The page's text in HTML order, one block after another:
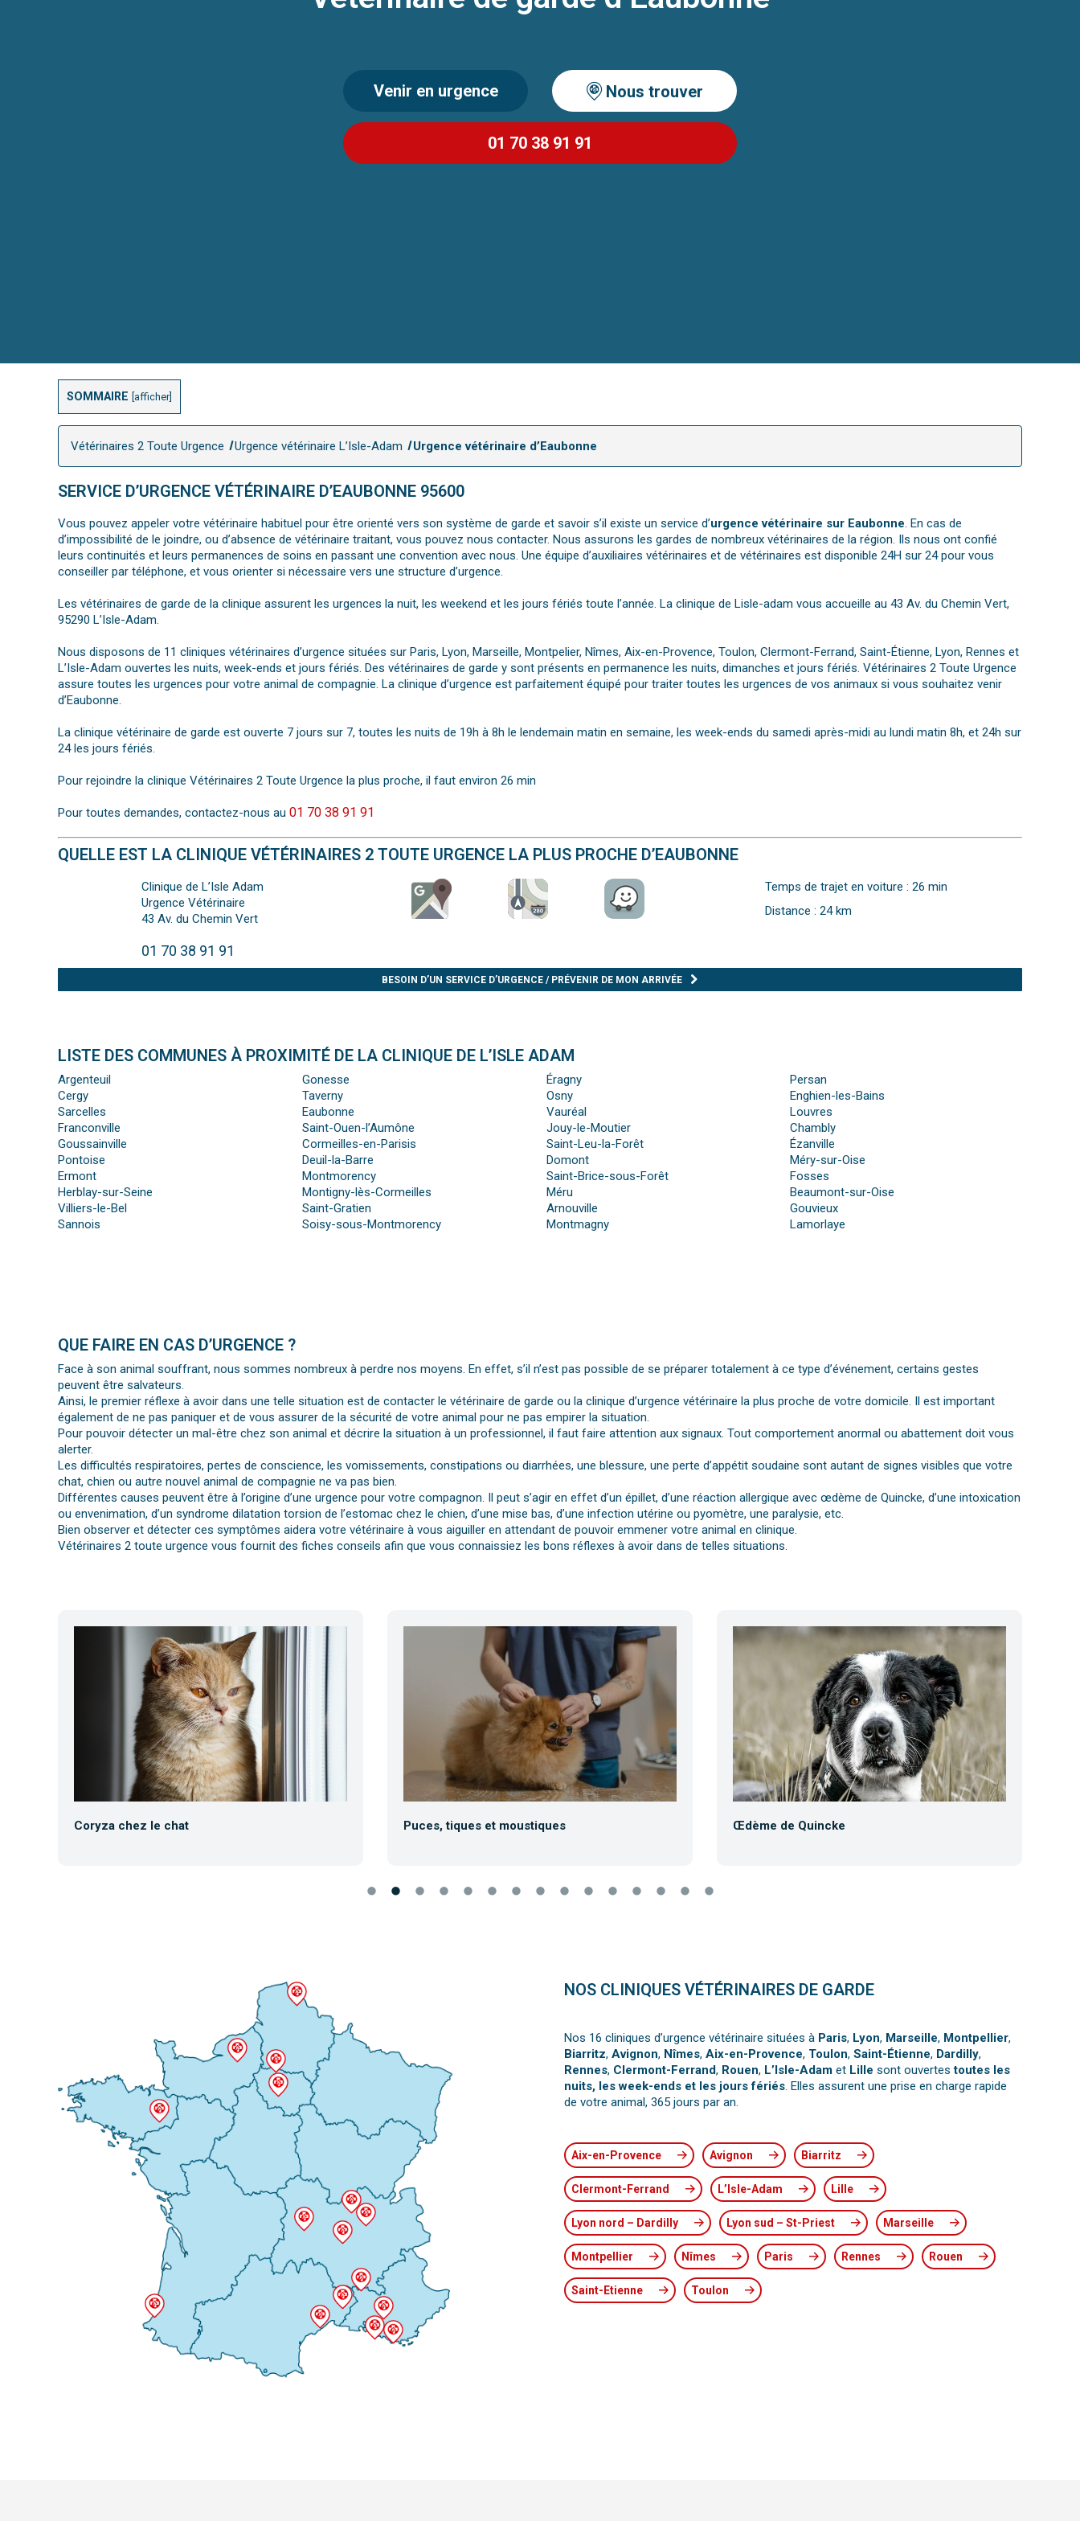
SOMMAIRE afficher
Venir en urgence
01 70 38 91 91
Nous trouver
Vétérinaires 2 Toute Urgence Urgence vétérinaire L’Isle-Adam Urgence vétérinaire d’Eaubonne
SERVICE D’URGENCE VÉTÉRINAIRE D’EAUBONNE 95600
Vous pouvez appeler votre vétérinaire habituel pour être orienté vers son système de garde et savoir s’il existe un service d’urgence vétérinaire sur Eaubonne. En cas de
d’impossibilité de le joindre, ou d’absence de vétérinaire traitant, vous pouvez nous contacter. Nous assurons les gardes de nombreux vétérinaires de la région. Ils nous ont confié
leurs continuités et leurs permanences de soins en passant une convention avec nous. Une équipe d’auxiliaires vétérinaires et de vétérinaires est disponible 24H sur 24 pour vous
conseiller par téléphone, et vous orienter si nécessaire vers une structure d’urgence.
Les vétérinaires de garde de la clinique assurent les urgences la nuit, les weekend et les jours fériés toute l’année. La clinique de Lisle-adam vous accueille au 43 Av. du Chemin Vert,
95290 L’Isle-Adam.
Nous disposons de 11 cliniques vétérinaires d’urgence situées sur Paris, Lyon, Marseille, Montpelier, Nîmes, Aix-en-Provence, Toulon, Clermont-Ferrand, Saint-Étienne, Lyon, Rennes et
L’Isle-Adam ouvertes les nuits, week-ends et jours fériés. Des vétérinaires de garde y sont présents en permanence les nuits, dimanches et jours fériés. Vétérinaires 2 Toute Urgence
assure toutes les urgences pour votre animal de compagnie. La clinique d’urgence est parfaitement équipé pour traiter toutes les urgences de vos animaux si vous souhaitez venir
d’Eaubonne.
La clinique vétérinaire de garde est ouverte 7 jours sur 7, toutes les nuits de 19h à 8h le lendemain matin en semaine, les week-ends du samedi après-midi au lundi matin 8h, et 24h sur
24 les jours fériés.
Pour rejoindre la clinique Vétérinaires 2 Toute Urgence la plus proche, il faut environ 26 min
Pour toutes demandes, contactez-nous au 01 70 38 91 91
QUELLE EST LA CLINIQUE VÉTÉRINAIRES 2 TOUTE URGENCE LA PLUS PROCHE D’EAUBONNE
Clinique de L’Isle Adam
Urgence Vétérinaire
43 Av. du Chemin Vert
01 70 38 91 91
Temps de trajet en voiture : 26 min
Distance : 24 km
BESOIN D’UN SERVICE D’URGENCE / PRÉVENIR DE MON ARRIVÉE
LISTE DES COMMUNES À PROXIMITÉ DE LA CLINIQUE DE L’ISLE ADAM
Argenteuil
Cergy
Sarcelles
Franconville
Goussainville
Pontoise
Ermont
Herblay-sur-Seine
Villiers-le-Bel
Sannois
Gonesse
Taverny
Eaubonne
Saint-Ouen-l’Aumône
Cormeilles-en-Parisis
Deuil-la-Barre
Montmorency
Montigny-lès-Cormeilles
Saint-Gratien
Soisy-sous-Montmorency
Éragny
Osny
Vauréal
Jouy-le-Moutier
Saint-Leu-la-Forêt
Domont
Saint-Brice-sous-Forêt
Méru
Arnouville
Montmagny
Persan
Enghien-les-Bains
Louvres
Chambly
Ézanville
Méry-sur-Oise
Fosses
Beaumont-sur-Oise
Gouvieux
Lamorlaye
QUE FAIRE EN CAS D’URGENCE ?
Face à son animal souffrant, nous sommes nombreux à perdre nos moyens. En effet, s’il n’est pas possible de se préparer totalement à ce type d’événement, certains gestes
peuvent être salvateurs.
Ainsi, le premier réflexe à avoir dans une telle situation est de contacter le vétérinaire de garde ou la clinique d’urgence vétérinaire la plus proche de votre domicile. Il est important
également de ne pas paniquer et de vous assurer de la sécurité de votre animal pour ne pas empirer la situation.
Pour pouvoir détecter un mal-être chez son animal et décrire la situation à un professionnel, il faut faire attention aux signaux. Tout comportement anormal ou abattement doit vous
alerter.
Les difficultés respiratoires, pertes de conscience, les vomissements, constipations ou diarrhées, une blessure, une perte d’appétit soudaine sont autant de signes visibles que votre
chat, chien ou autre nouvel animal de compagnie ne va pas bien.
Différentes causes peuvent être à l’origine d’une urgence pour votre compagnon. Il peut s’agir en effet d’un épillet, d’une réaction allergique avec œdème de Quincke, d’une intoxication
ou envenimation, d’un syndrome dilatation torsion de l’estomac chez le chien, d’une mise bas, d’une infection utérine ou pyomètre, une paralysie, etc.
Bien observer et détecter ces symptômes aidera votre vétérinaire à vous aiguiller en attendant de pouvoir emmener votre animal en clinique.
Vétérinaires 2 toute urgence vous fournit des fiches conseils afin que vous connaissiez les bons réflexes à avoir dans de telles situations.
Coryza chez le chat Puces, tiques et moustiques Œdème de Quincke
NOS CLINIQUES VÉTÉRINAIRES DE GARDE
Nos 16 cliniques d’urgence vétérinaire situées à Paris, Lyon, Marseille, Montpellier,
Biarritz, Avignon, Nîmes, Aix-en-Provence, Toulon, Saint-Étienne, Dardilly,
Rennes, Clermont-Ferrand, Rouen, L’Isle-Adam et Lille sont ouvertestoutes les
nuits, les week-ends et les jours fériés. Elles assurent une prise en charge rapide
de votre animal, 365 jours par an.
Aix-en-Provence Avignon Biarritz
Clermont-Ferrand L’Isle-Adam Lille
Lyon nord – Dardilly Lyon sud – St-Priest Marseille
Montpellier Nîmes Paris Rennes Rouen
Saint-Etienne Toulon